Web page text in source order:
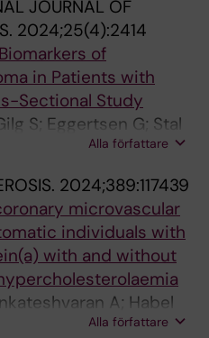
JOURNAL OF
2024;25(4):2414
of
in Patients with
Sectional Study
S; Eggertsen G; Stal
Alla författare
2024;389:117439
microvascular
individuals with
with and without
A; Habel
B; Angelin B; Pernow J;
Alla författare